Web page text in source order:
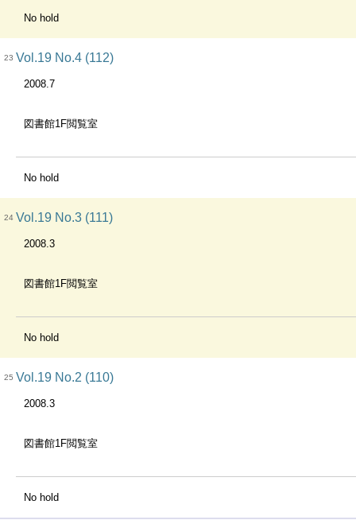
No hold
23 Vol.19 No.4 (112)
2008.7
図書館1F閲覧室
No hold
24 Vol.19 No.3 (111)
2008.3
図書館1F閲覧室
No hold
25 Vol.19 No.2 (110)
2008.3
図書館1F閲覧室
No hold